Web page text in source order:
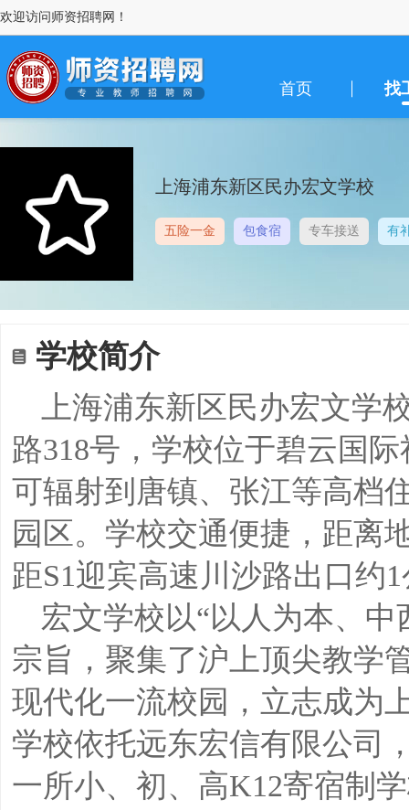
欢迎访问师资招聘网！
首页 找
上海浦东新区民办宏文学校
五险一金 包食宿 专车接送 有
学校简介
上海浦东新区民办宏文学
路318号，学校位于碧云国
可辐射到唐镇、张江等高档
园区。学校交通便捷，距离
距S1迎宾高速川沙路出口约
宏文学校以“以人为本、
宗旨，聚集了沪上顶尖教学
现代化一流校园，立志成为
学校依托远东宏信有限公司
一所小、初、高K12寄宿制